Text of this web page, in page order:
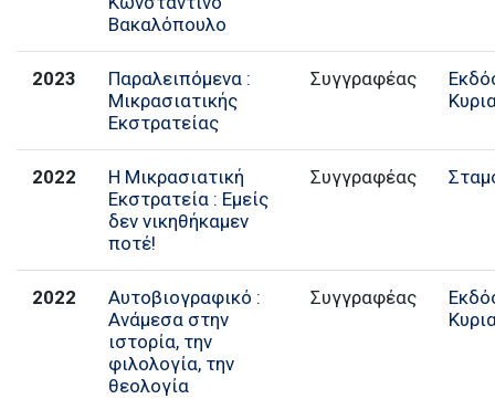
Βακαλόπουλο
2023
Παραλειπόμενα :
Μικρασιατικής
Εκστρατείας
Συγγραφέας
2022
Η Μικρασιατική
Εκστρατεία : Εμείς
δεν νικηθήκαμεν
ποτέ!
Συγγραφέας
2022
Αυτοβιογραφικό :
Ανάμεσα στην
ιστορία, την
φιλολογία, την
θεολογία
Συγγραφέας